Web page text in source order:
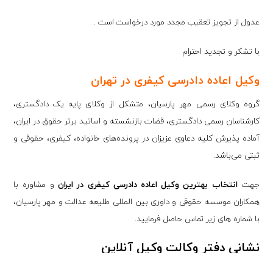
عدول از تجویز تعقیب مجدد مورد درخواست است .
با تشکر و تجدید احترام
وکیل اعاده دادرسی کیفری در تهران
گروه وکلای رسمی مهر پارسیان، متشکل از وکلای پایه یک دادگستری،
کارشناسان رسمی دادگستری، قضات بازنشسته و اساتید برتر حقوق در ایران،
آماده پذیرش کلیه دعاوی عزیزان در پرونده‌های خانواده، کیفری، حقوقی و
ثبتی می‌باشد.
جهت انتخاب بهترین وکیل اعاده دادرسی کیفری در ایرانو مشاوره با
همکاران موسسه حقوقی و داوری بین المللی طلیعه عدالت و مهر پارسیان،
با شماره های زیر تماس حاصل فرمایید.
نشانی دفتر وکالت وکیل آنلاین